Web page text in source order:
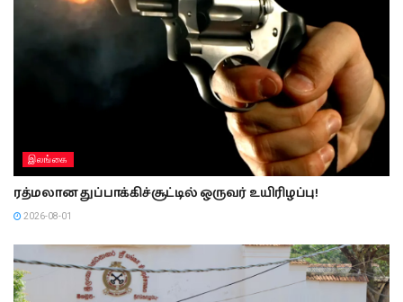
இலங்கை
ரத்மலான துப்பாக்கிச்சூட்டில் ஒருவர் உயிரிழப்பு!
2026-08-01